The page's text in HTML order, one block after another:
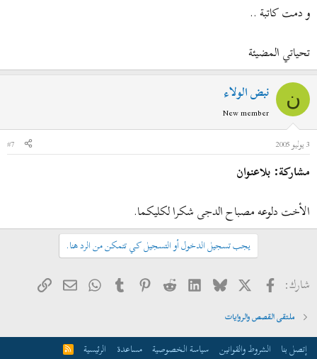
و دمت كاتبة ..
تحياتي المضيئة
ن نبض الولاء
New member
3 يوليو 2005
#7
مشاركة: بلاعنوان
الأخت دلوعه مصباح الدجى شكرا لكليكما.
يجب تسجيل الدخول أو التسجيل كي تتمكن من الرد هنا.
شارك: فيسبوك
X
Bluesky
LinkedIn
Reddit
Pinterest
Tumblr
WhatsApp
البريدالرابط
ملتقى القصص والروايات
إتصل بنا الشروط والقوانين سياسة الخصوصية مساعدة الرئيسية R